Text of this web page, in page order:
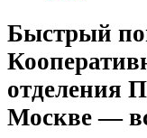
Быстрый
отделения
Москве —